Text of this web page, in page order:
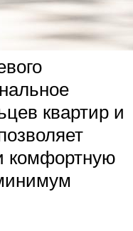
квартир и
комфортную